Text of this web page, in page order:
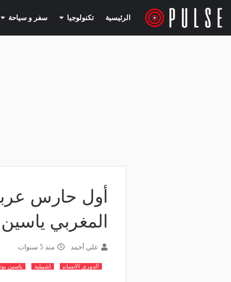
الرئيسية تكنولوجيا (current) سفر و سياحة (current)
أول حارس
المغربي ياسين
علي أحمد منذ 5 سنوات
الدوري الاسباني اشبيلية ياسين